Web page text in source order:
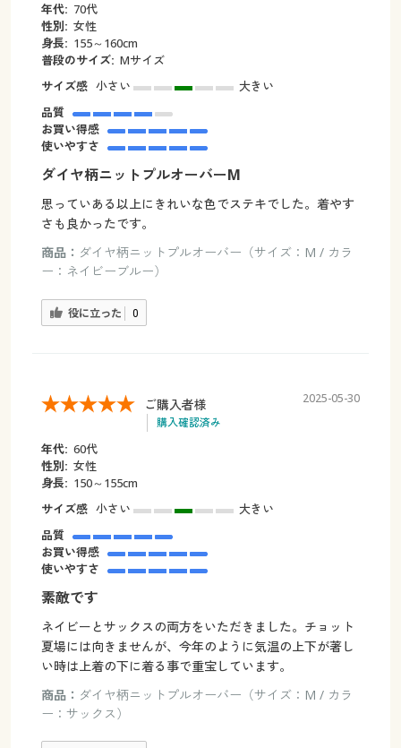
年代: 70代
性別: 女性
身長: 155～160cm
普段のサイズ: Mサイズ
サイズ感 小さい
大きい
品質
お買い得感
使いやすさ
ダイヤ柄ニットプルオーバーM
思っていある以上にきれいな色でステキでした。着やす
さも良かったです。
商品： ダイヤ柄ニットプルオーバー（サイズ：M / カラ
ー：ネイビーブルー）
役に立った 0
ご購入者様
購入確認済み
2025-05-30
年代: 60代
性別: 女性
身長: 150～155cm
サイズ感 小さい
大きい
品質
お買い得感
使いやすさ
素敵です
ネイビーとサックスの両方をいただきました。チョット
夏場には向きませんが、今年のように気温の上下が著し
い時は上着の下に着る事で重宝しています。
商品： ダイヤ柄ニットプルオーバー（サイズ：M / カラ
ー：サックス）